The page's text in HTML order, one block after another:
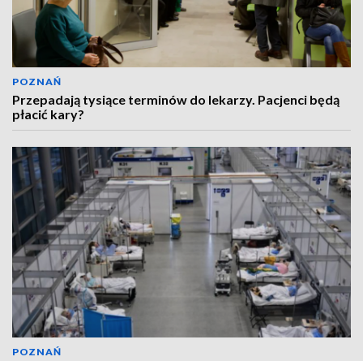
POZNAŃ
Przepadają tysiące terminów do lekarzy. Pacjenci będą
płacić kary?
POZNAŃ